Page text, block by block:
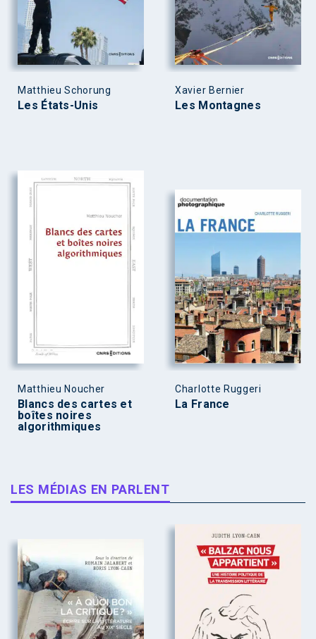
Matthieu Schorung
Les États-Unis
Xavier Bernier
Les Montagnes
Matthieu Noucher
Blancs des cartes et
boîtes noires
algorithmiques
Charlotte Ruggeri
La France
LES MÉDIAS EN PARLENT